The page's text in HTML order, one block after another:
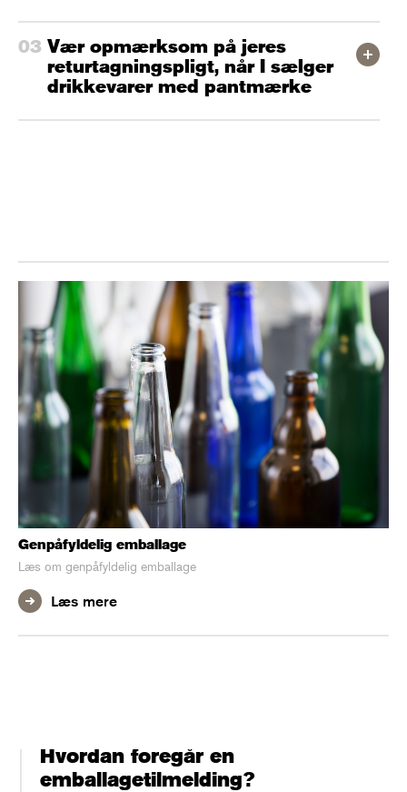
Vær opmærksom på jeres
returtagningspligt, når I sælger
drikkevarer med pantmærke
Genpåfyldelig emballage
Læs om genpåfyldelig emballage
Læs mere
Hvordan foregår en
emballagetilmelding?